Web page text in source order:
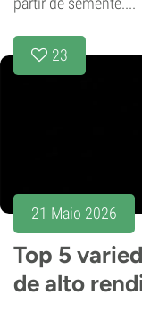
23
21 Maio 2026
Top 5
de alto